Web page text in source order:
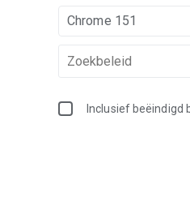
Chrome 151
Inclusief beëindigd